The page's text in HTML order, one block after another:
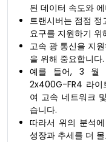
된 데이터 속도와
트랜시버는 점점
요구를 지원하기 위
고속 광 통신을 지
을 위해 중요합니다.
예를 들어, 3 월
2x400G-FR4 라이
여 고속 네트워크
습니다.
따라서 위의 분석
성장과 추세를 더